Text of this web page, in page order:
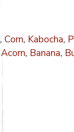
, Corn, Kabocha, P
Acorn, Banana,